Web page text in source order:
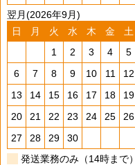
翌月(2026年9月)
日
月 火 水 木 金
土
1
2 3 4
5
6
7 8 9 10 11
12
13
14 15 16 17 18
19
20
21 22 23 24 25
26
27
28 29
30
発送業務のみ（14時まで）